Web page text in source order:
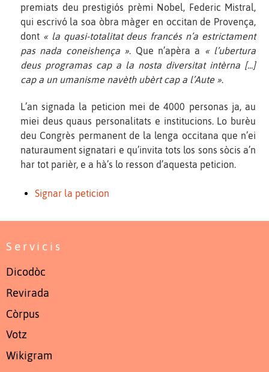
premiats deu prestigiós prèmi Nobel, Federic Mistral,
qui escrivó la soa òbra màger en occitan de Provença,
dont « la quasi-totalitat deus francés n’a estrictament
pas nada coneishença ». Que n’apèra a « l’ubertura
deus programas cap a la nosta diversitat intèrna [...]
cap a un umanisme navèth ubèrt cap a l’Aute ».
L’an signada la peticion mei de 4000 personas ja, au
miei deus quaus personalitats e institucions. Lo burèu
deu Congrès permanent de la lenga occitana que n’ei
naturaument signatari e qu’invita tots los sons sòcis a’n
har tot parièr, e a hà’s lo resson d’aquesta peticion.
Signar la peticion
Servicis
Dicodòc
Revirada
Còrpus
Votz
Wikigram